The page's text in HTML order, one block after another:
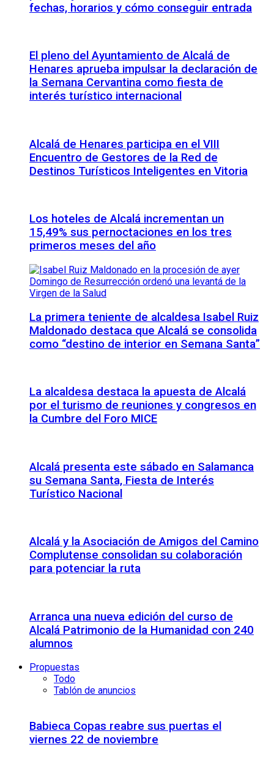
fechas, horarios y cómo conseguir entrada
El pleno del Ayuntamiento de Alcalá de
Henares aprueba impulsar la declaración de
la Semana Cervantina como fiesta de
interés turístico internacional
Alcalá de Henares participa en el VIII
Encuentro de Gestores de la Red de
Destinos Turísticos Inteligentes en Vitoria
Los hoteles de Alcalá incrementan un
15,49% sus pernoctaciones en los tres
primeros meses del año
La primera teniente de alcaldesa Isabel Ruiz
Maldonado destaca que Alcalá se consolida
como “destino de interior en Semana Santa”
La alcaldesa destaca la apuesta de Alcalá
por el turismo de reuniones y congresos en
la Cumbre del Foro MICE
Alcalá presenta este sábado en Salamanca
su Semana Santa, Fiesta de Interés
Turístico Nacional
Alcalá y la Asociación de Amigos del Camino
Complutense consolidan su colaboración
para potenciar la ruta
Arranca una nueva edición del curso de
Alcalá Patrimonio de la Humanidad con 240
alumnos
Propuestas
Todo
Tablón de anuncios
Babieca Copas reabre sus puertas el
viernes 22 de noviembre